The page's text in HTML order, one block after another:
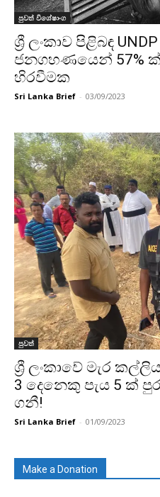
පුවත් විශේෂාංග
ශ්‍රී ලංකාව පිළිබඳ
ජනගහණයෙන් 57% ක්
හිරවීමක
Sri Lanka Brief - 03/09/2023
පුවත්
ශ්‍රී ලංකාවේ මැර
3 දෙනෙකු පැය 5 ක්
ගනී!
Sri Lanka Brief - 01/09/2023
Make a Donation